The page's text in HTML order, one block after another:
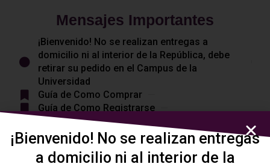
Mensajes Importantes
¡Bienvenido! No se realizan entregas a
domicilio ni al interior de la República, debe
retirar su pedido en el Campus de la
Universidad
Guía de Como Comprar
Guía de Como Registrarse
Proceso de Pago
Políticas de Privacidad
Preguntas Frecuentes
¡Bienvenido! No se realizan entregas
a domicilio ni al interior de la